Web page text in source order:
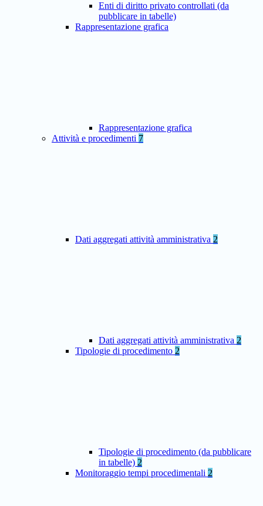
Enti di diritto privato controllati (da
pubblicare in tabelle)
Rappresentazione grafica
Rappresentazione grafica
Attività e procedimenti 7
Dati aggregati attività amministrativa 2
Dati aggregati attività amministrativa 2
Tipologie di procedimento 2
Tipologie di procedimento (da pubblicare
in tabelle) 2
Monitoraggio tempi procedimentali 2